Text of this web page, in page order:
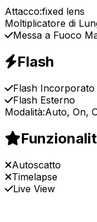
Attacco:fixed lens
Moltiplicatore di
Messa a Fuoco
Flash
Flash Incorporato
Flash Esterno
Modalità:Auto, On,
Autoscatto
Timelapse
Live View